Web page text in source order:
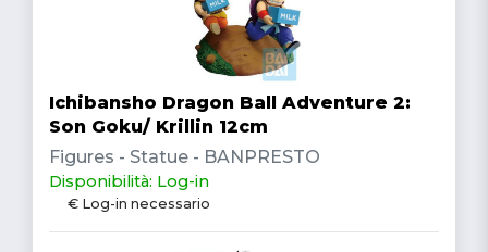
Ichibansho Dragon Ball Adventure 2:
Son Goku/ Krillin 12cm
Figures - Statue - BANPRESTO
Disponibilità: Log-in
€ Log-in necessario